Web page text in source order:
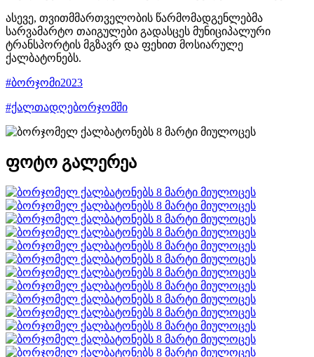
ასევე, თვითმმართველობის წარმომადგენლებმა
სარვამარტო თაიგულები გადასცეს მუნიციპალური
ტრანსპორტის მგზავრ და ფეხით მოსიარულე
ქალბატონებს.
#ბორჯომი2023
#ქალთადღებორჯომში
ფოტო გალერეა